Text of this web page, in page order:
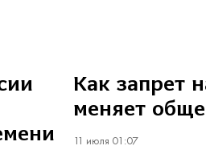
Как запрет
меняет
11 июля 01:07